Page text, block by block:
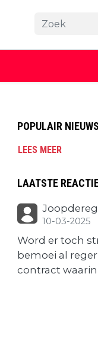
POPULAIR NIEUWS
LEES MEER
LAATSTE
10-03-2025
Word er toch
bemoei al
contract waarin